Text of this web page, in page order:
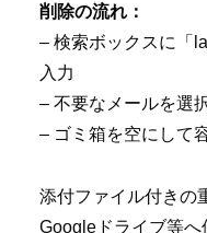
削除の流れ：
– 検索ボックスに「
入力
– 不要なメールを選
– ゴミ箱を空にして
添付ファイル付きの
Googleドライブ等